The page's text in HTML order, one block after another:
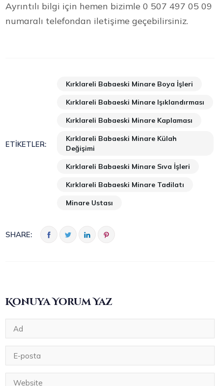
Ayrıntılı bilgi için hemen bizimle 0 507 497 05 09
numaralı telefondan iletişime geçebilirsiniz.
ETIKETLER:
Kırklareli Babaeski Minare Boya İşleri
Kırklareli Babaeski Minare Işıklandırması
Kırklareli Babaeski Minare Kaplaması
Kırklareli Babaeski Minare Külah
Değişimi
Kırklareli Babaeski Minare Sıva İşleri
Kırklareli Babaeski Minare Tadilatı
Minare Ustası
SHARE:
Konuya Yorum Yaz